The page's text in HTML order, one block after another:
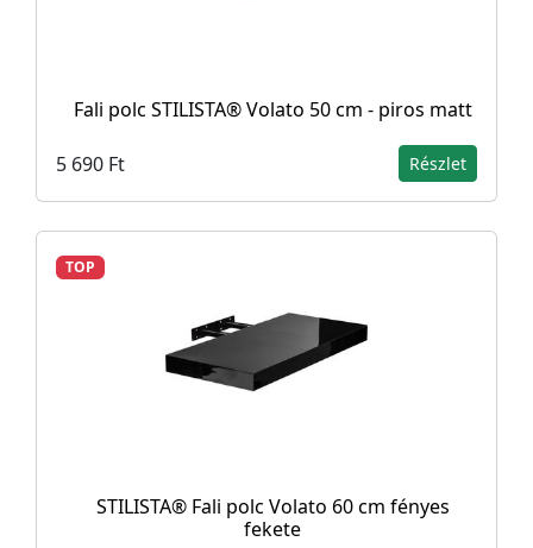
Fali polc STILISTA® Volato 50 cm - piros matt
5 690 Ft Részlet
TOP
STILISTA® Fali polc Volato 60 cm fényes
fekete